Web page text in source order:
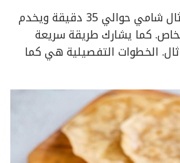
ويستغرق تحضير كباب كاثال شامي حوالي 35 دقيقة ويخدم
كما يشارك طريقة سريعة
الخطوات التفصيلية هي كما